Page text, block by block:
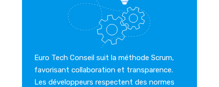
Euro Tech Conseil suit la méthode Scrum,
favorisant collaboration et transparence.
Les développeurs respectent des normes